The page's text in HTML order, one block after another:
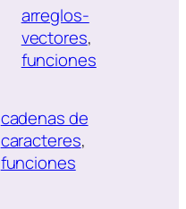
arreglos-
vectores
funciones
cadenas de
caracteres
funciones